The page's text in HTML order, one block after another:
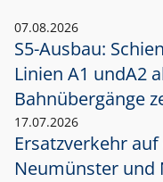
07.08.2026
S5-Ausbau:
Linien A1 undA2
Bahnübergänge
17.07.2026
Ersatzverkehr
Neumünster und